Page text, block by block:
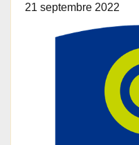
21 septembre 2022